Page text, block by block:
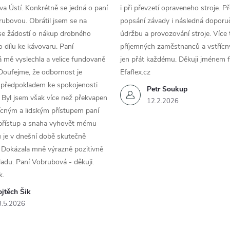
Šik
Ústí. Konkrétně se jedná o paní
Obrátil jsem se na
žádostí o nákup drobného
dílu ke kávovaru. Paní
mě vyslechla a velice fundovaně
že odbornost je
ke spokojenosti
jsem však více než překvapen
a lidským přístupem paní
a snaha vyhovět mému
je v dnešní době skutečně
mně výrazně pozitivně
Paní Vobrubová - děkuji.
Petr Soukup
12.2.2026
i při převzetí opraveneho stroje.
popsání závady i následná
údržbu a provozování stroje. Více
příjemných zaměstnanců a
jen přát každému. Děkuji jménem
Efaflex.cz